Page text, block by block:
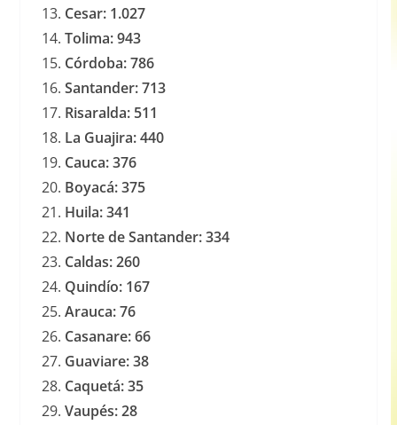
Cesar: 1.027
Tolima: 943
Córdoba: 786
Santander: 713
Risaralda: 511
La Guajira: 440
Cauca: 376
Boyacá: 375
Huila: 341
Norte de Santander: 334
Caldas: 260
Quindío: 167
Arauca: 76
Casanare: 66
Guaviare: 38
Caquetá: 35
Vaupés: 28